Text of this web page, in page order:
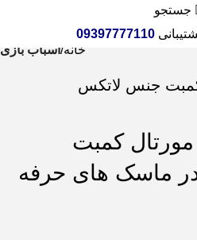
جستجو
09397777110
خانه اسباب بازی
جنس لاتکس
کمبت
ماسک های حرفه